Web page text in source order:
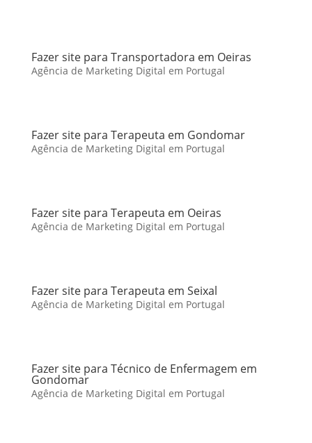
Fazer site para Transportadora em Oeiras
Agência de Marketing Digital em Portugal
Fazer site para Terapeuta em Gondomar
Agência de Marketing Digital em Portugal
Fazer site para Terapeuta em Oeiras
Agência de Marketing Digital em Portugal
Fazer site para Terapeuta em Seixal
Agência de Marketing Digital em Portugal
Fazer site para Técnico de Enfermagem em
Gondomar
Agência de Marketing Digital em Portugal